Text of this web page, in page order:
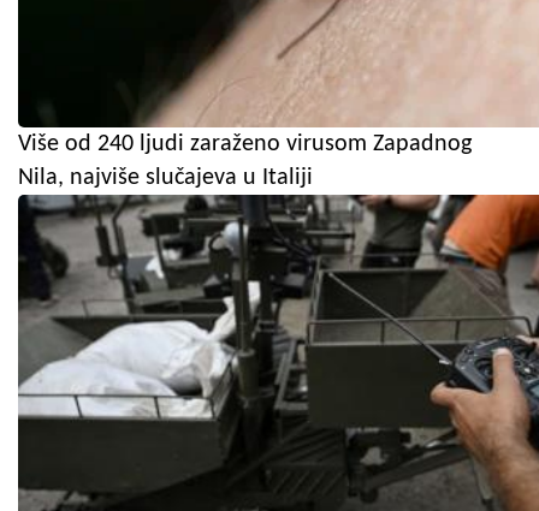
Više od 240 ljudi zaraženo virusom Zapadnog
Nila, najviše slučajeva u Italiji